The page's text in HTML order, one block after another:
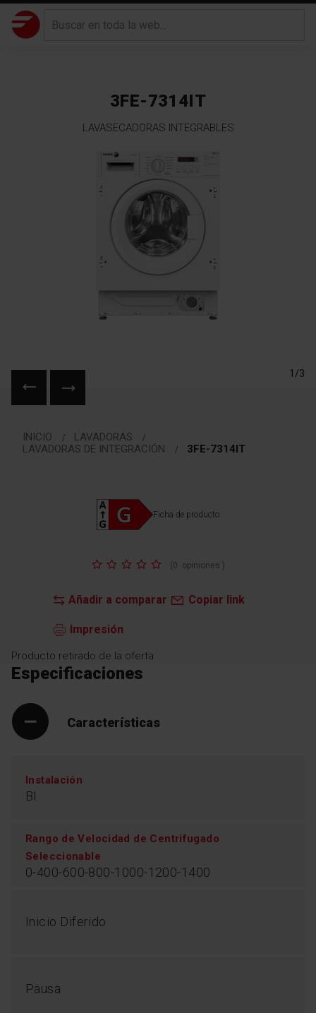
3FE-7314IT
LAVASECADORAS INTEGRABLES
1/3
comienzo
INICIO
LAVADORAS
LAVADORAS DE INTEGRACIÓN
3FE-7314IT
Añadir a comparar Copiar link
Impresión
Producto retirado de la oferta
Valoración: (0 opiniones )
Ficha de producto
Especificaciones
Características
Instalación
BI
Rango de Velocidad de Centrifugado
Seleccionable
0-400-600-800-1000-1200-1400
Inicio Diferido
Pausa